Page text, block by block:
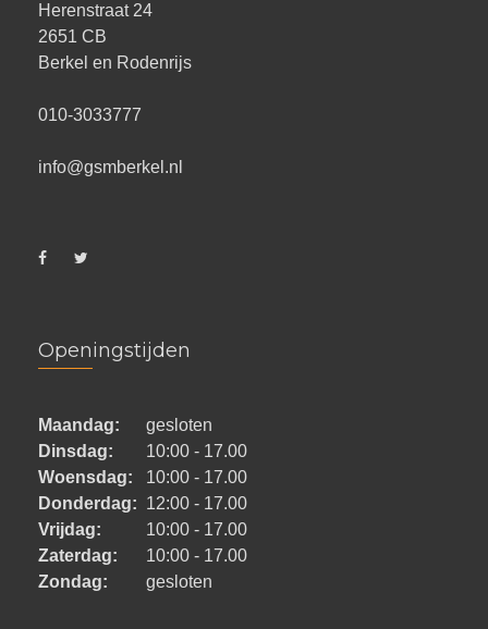
Herenstraat 24
2651 CB
Berkel en Rodenrijs
010-3033777
info@gsmberkel.nl
Openingstijden
Maandag:
gesloten
Dinsdag:
10:00 - 17.00
Woensdag:
10:00 - 17.00
Donderdag: 12:00 - 17.00
Vrijdag:
10:00 - 17.00
Zaterdag:
10:00 - 17.00
Zondag:
gesloten